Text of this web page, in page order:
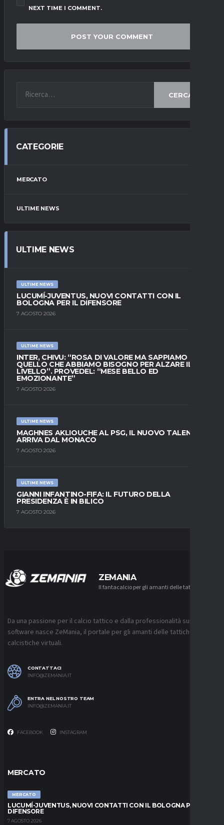
NEXT TIME I COMMENT.
CERCA
CATEGORIE
MERCATO
ULTIME NEWS
ULTIME NEWS
ULTIME NEWS
LUCUMÍ-JUVENTUS, NUOVI CONTATTI CON IL
BOLOGNA PER IL DIFENSORE
7 AGOSTO 2026
ULTIME NEWS
INTER, CHIVU: “ROSA DI VALORE MA SAPPIAMO
QUELLO CHE ABBIAMO BISOGNO PER ALZARE IL
LIVELLO”. PROVEDEL: “MESE BELLO ED
EMOZIONANTE”
7 AGOSTO 2026
ULTIME NEWS
MAGHNES AKLIOUCHE AL PSG, IL NUOVO TALENTO
ARRIVA DAL MONACO
7 AGOSTO 2026
ULTIME NEWS
GIANNI INFANTINO-FIFA: IL FUTURO DELLA
PRESIDENZA È IN BILICO
7 AGOSTO 2026
ZEMANIA
Il fantacalcio per gli amanti delle tattiche
Da una passione per il calcio tattico e dalla professionalità sui
software nasce ZeMania, il portale per gli amanti delle tattiche
calcistiche virtuali.
CONTATTACI
INFO@ZEMANIA.IT
ENTRA NEL NOSTRO TEAM
INFO@ZEMANIA.IT
FACEBOOK INSTAGRAM
MERCATO
MERCATO
LUCUMÍ-JUVENTUS, NUOVI CONTATTI CON IL BOLOGNA PER IL
DIFENSORE
7 AGOSTO 2026